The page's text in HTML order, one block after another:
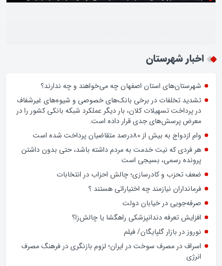
اخبار شهرستان
شهرستان‌های استان اصفهان چه می‌خواهند و چه ندارند؟
تشدید تخلفات در برخی بانک‌های خصوصی و شیوه‌های غیرشفاف
در پرداخت تسهیلات کلان، بار دیگر عملکرد شبکه بانکی کشور را در
معرض پرسش‌های جدی قرار داده است.
وام ازدواج به بیش از 80درصد متقاضیان پرداخت شده است
هر فردی که نیت خدمت به مردم داشته باشد، حتی بدون داشتن
پرونده رسمی، بسیجی است
ضعف تحزب و کادرسازی؛ چالش احزاب در انتخابات
فرمانداران نیازمند چه اختیاراتی هستند ؟
صرفه‌جویی در خیابان دولت
افزایش تعرفه دندانپزشکی راهگشا یا چالش‌زا؟
نوروز در بازار گلپایگان/ فیلم
اسراف در مصرف سوخت در ایران؛ لزوم بازنگری در فرهنگ مصرف
انرژی